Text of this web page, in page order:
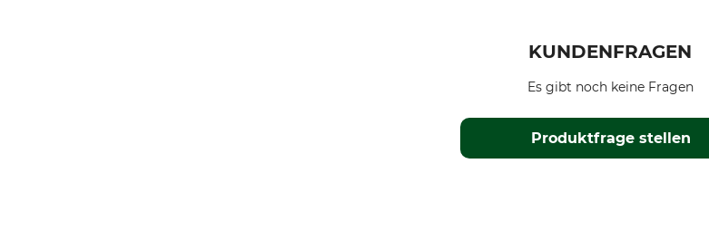
KUNDENFRAGEN
Produktfrage stellen
Es gibt noch keine Fragen